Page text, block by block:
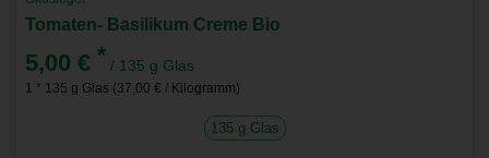
Tomaten- Basilikum Creme Bio
5,00 € * / 135 g Glas
1 * 135 g Glas (37,00 € / Kilogramm)
135 g Glas